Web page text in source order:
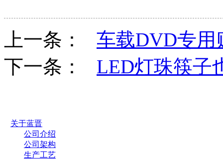
上一条： 车载DVD专用
下一条： LED灯珠筷子
关于蓝晋
公司介绍
公司架构
生产工艺